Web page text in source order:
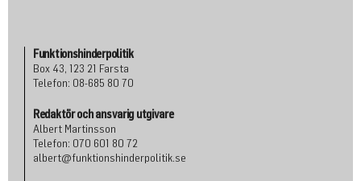
Funktionshinderpolitik
Box 43, 123 21 Farsta
Telefon: 08-685 80 70
Redaktör och ansvarig utgivare
Albert Martinsson
Telefon: 070 601 80 72
albert@funktionshinderpolitik.se